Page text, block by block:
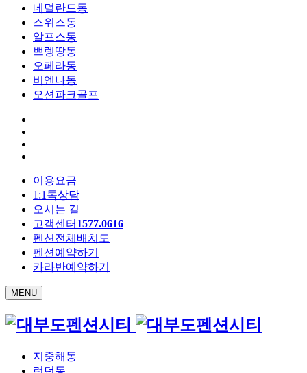
네덜란드동
스위스동
알프스동
쁘렝땅동
오페라동
비엔나동
오션파크골프
이용요금
1:1톡상담
오시는 길
고객센터 1577.0616
펜션전체배치도
펜션예약하기
카라반예약하기
MENU
지중해동
런던동